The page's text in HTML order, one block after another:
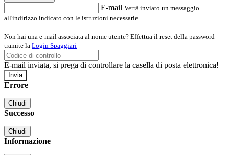
E-mail Verrà inviato un messaggio
all'indirizzo indicato con le istruzioni necessarie.
Non hai una e-mail associata al nome utente? Effettua il reset della password
tramite la Login Spaggiari
E-mail inviata, si prega di controllare la casella di posta elettronica!
Errore
Chiudi
Successo
Chiudi
Informazione